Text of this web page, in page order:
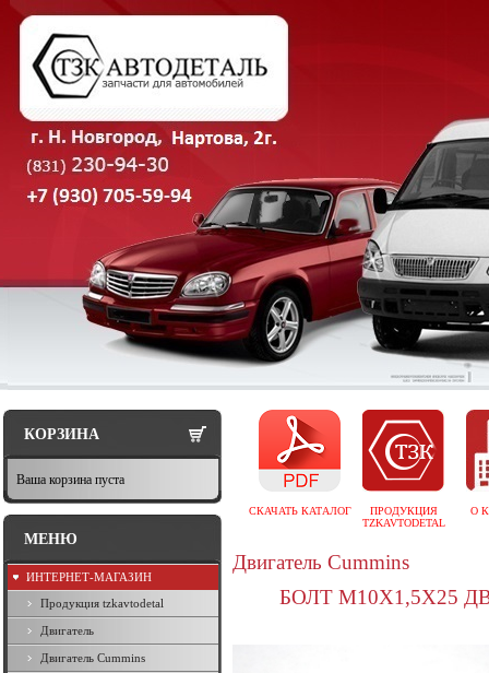
СКАЧАТЬ КАТАЛОГ
ПРОДУКЦИЯ
TZKAVTODETAL
О
Двигатель Cummins
БОЛТ М10Х1,5Х25
КОРЗИНА
Ваша корзина пуста
МЕНЮ
ИНТЕРНЕТ-МАГАЗИН
Продукция tzkavtodetal
Двигатель
Двигатель Cummins